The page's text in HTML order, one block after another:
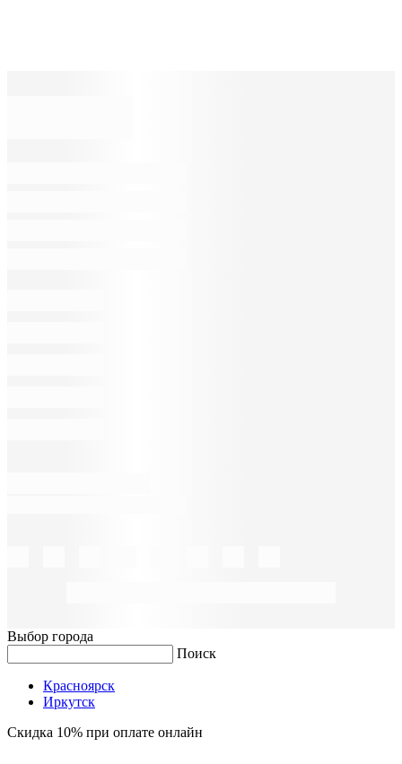
Выбор города
Поиск
Красноярск
Иркутск
Скидка 10% при оплате онлайн